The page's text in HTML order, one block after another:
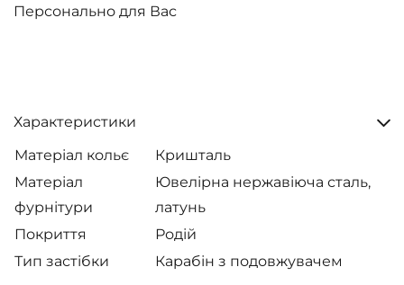
Персонально для Вас
Характеристики
Матеріал кольє
Кришталь
Матеріал
фурнітури
Ювелірна нержавіюча сталь,
латунь
Покриття
Родій
Тип застібки
Карабін з подовжувачем